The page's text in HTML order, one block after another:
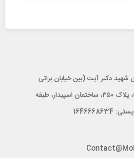
شهید دکتر آیت (بین خیابان براتی
و خیابان قاسم زاده)، پلاک ۳۵۰، ساختمان اسپیدار، طبقه